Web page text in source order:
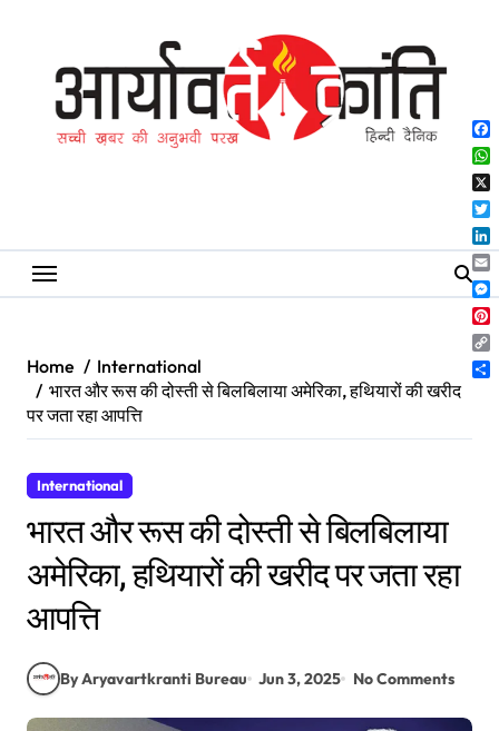
Home
International
भारत और रूस की दोस्ती से बिलबिलाया अमेरिका, हथियारों की खरीद
पर जता रहा आपत्ति
International
भारत और रूस की दोस्ती से बिलबिलाया
अमेरिका, हथियारों की खरीद पर जता रहा
आपत्ति
By Aryavartkranti Bureau Jun 3, 2025 No Comments
X